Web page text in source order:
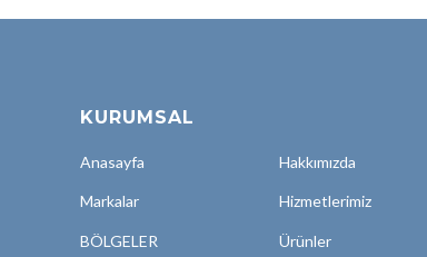
KURUMSAL
Anasayfa Hakkımızda
Markalar Hizmetlerimiz
BÖLGELER Ürünler